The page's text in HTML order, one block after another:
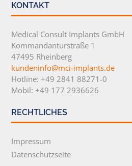
KONTAKT
Medical Consult Implants GmbH
Kommandanturstraße 1
47495 Rheinberg
kundeninfo@mci-implants.de
Hotline: +49 2841 88271-0
Mobil: +49 177 2936626
RECHTLICHES
Impressum
Datenschutzseite